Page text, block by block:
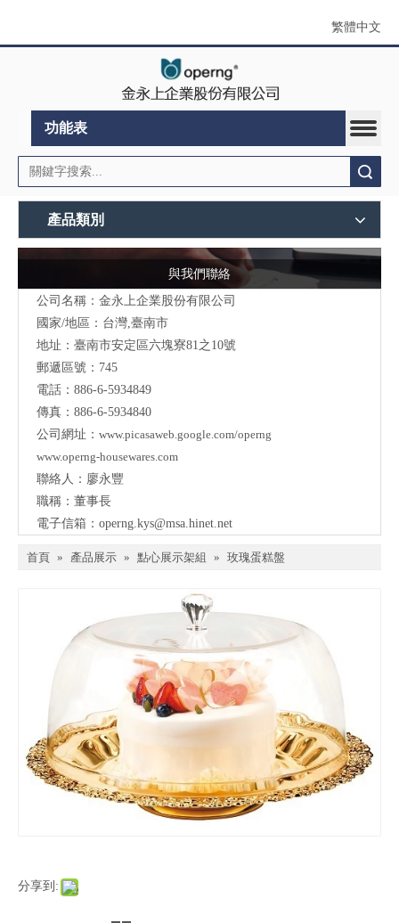
繁體中文
功能表
產品類別
與我們聯絡
公司名稱：金永上企業股份有限公司
國家/地區：台灣,臺南市
地址：臺南市安定區六塊寮81之10號
郵遞區號：745
電話：886-6-5934849
傳真：886-6-5934840
公司網址： www.picasaweb.google.com/operng
www.operng-housewares.com
聯絡人：廖永豐
職稱：董事長
電子信箱： operng.kys@msa.hinet.net
首頁 » 產品展示 » 點心展示架組 » 玫瑰蛋糕盤
分享到: